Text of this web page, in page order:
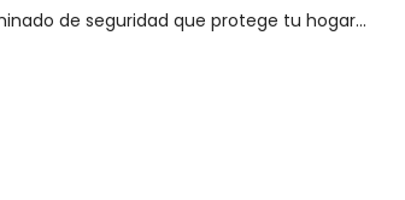
de seguridad que protege tu hogar...